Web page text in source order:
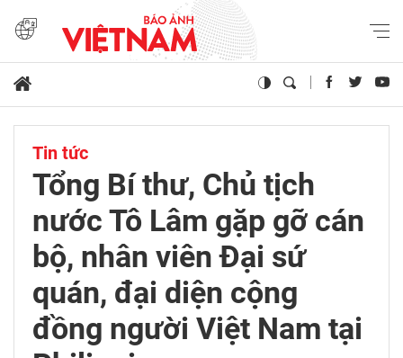
Tin tức
Tổng Bí thư, Chủ tịch
nước Tô Lâm gặp gỡ cán
bộ, nhân viên Đại sứ
quán, đại diện cộng
đồng người Việt Nam tại